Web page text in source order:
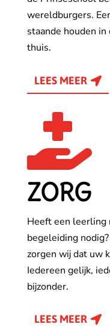
wereldburgers.
staande houden
thuis.
LEES MEER

ZORG
Heeft een leerling
begeleiding
zorgen wij dat uw
Iedereen gelijk,
bijzonder.
LEES MEER